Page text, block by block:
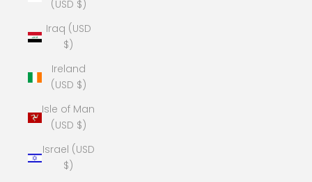
(USD $)
Iraq (USD
$)
Ireland
(USD $)
Isle of Man
(USD $)
Israel (USD
$)